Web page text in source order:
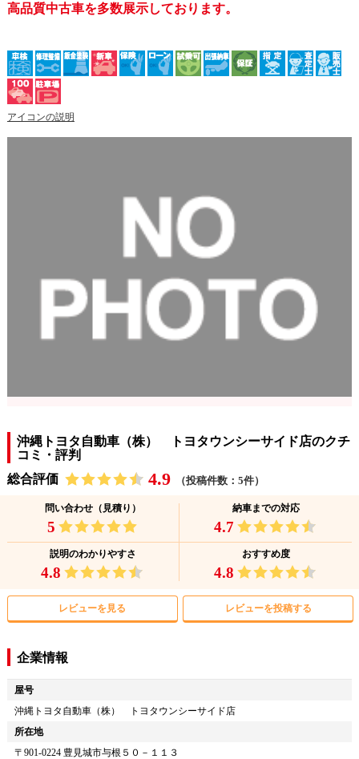
高品質中古車を多数展示しております。
アイコンの説明
沖縄トヨタ自動車（株） トヨタウンシーサイド店のクチ
コミ・評判
総合評価
4.9 （投稿件数：5件）
問い合わせ（見積り）
5
納車までの対応
4.7
説明のわかりやすさ
4.8
おすすめ度
4.8
レビューを見る レビューを投稿する
企業情報
屋号
沖縄トヨタ自動車（株） トヨタウンシーサイド店
所在地
〒 901-0224 豊見城市与根５０－１１３